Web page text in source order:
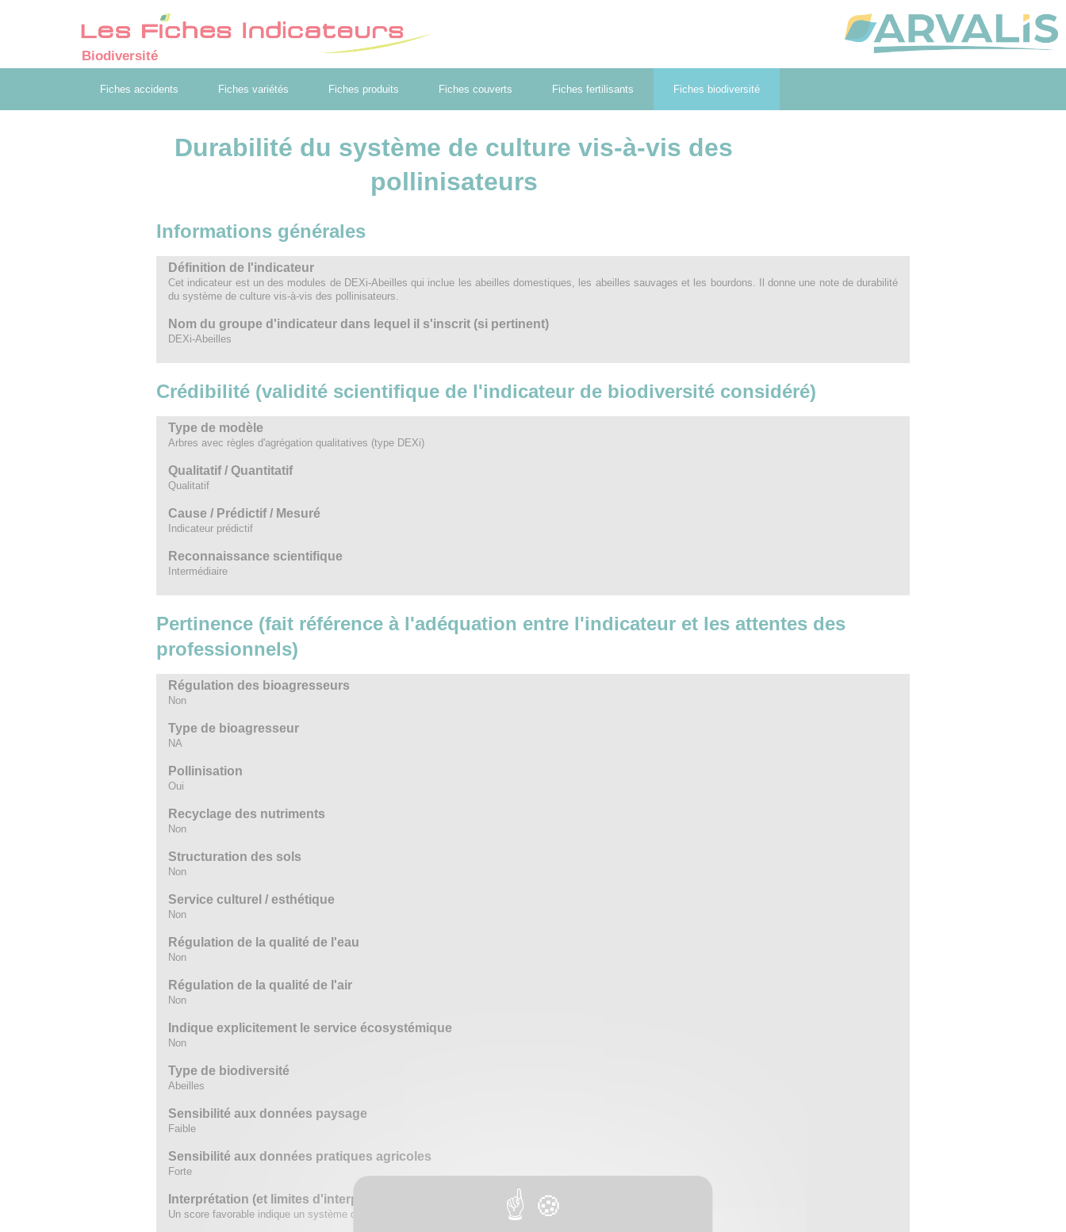
Biodiversité
Fiches accidents Fiches variétés Fiches produits Fiches couverts Fiches fertilisants Fiches biodiversité
Durabilité du système de culture vis-à-vis des
pollinisateurs
Informations générales
Définition de l'indicateur
Cet indicateur est un des modules de DEXi-Abeilles qui inclue les abeilles domestiques, les abeilles sauvages et les bourdons. Il donne une note de durabilité
du système de culture vis-à-vis des pollinisateurs.
Nom du groupe d'indicateur dans lequel il s'inscrit (si pertinent)
DEXi-Abeilles
Crédibilité (validité scientifique de l'indicateur de biodiversité considéré)
Type de modèle
Arbres avec règles d'agrégation qualitatives (type DEXi)
Qualitatif / Quantitatif
Qualitatif
Cause / Prédictif / Mesuré
Indicateur prédictif
Reconnaissance scientifique
Intermédiaire
Pertinence (fait référence à l'adéquation entre l'indicateur et les attentes des
professionnels)
Régulation des bioagresseurs
Non
Type de bioagresseur
NA
Pollinisation
Oui
Recyclage des nutriments
Non
Structuration des sols
Non
Service culturel / esthétique
Non
Régulation de la qualité de l'eau
Non
Régulation de la qualité de l'air
Non
Indique explicitement le service écosystémique
Non
Type de biodiversité
Abeilles
Sensibilité aux données paysage
Faible
Sensibilité aux données pratiques agricoles
Forte
Interprétation (et limites d'interprétation)
Un score favorable indique un système de culture préservant les pollinisateurs.